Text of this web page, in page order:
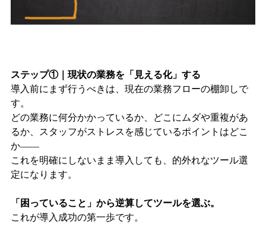
ステップ①｜現状の業務を「見える化」する
導入前にまず行うべきは、現在の業務フローの棚卸しで
す。
どの業務に何分かかっているか、どこにムダや重複があ
るか、スタッフがストレスを感じているポイントはどこ
か——
これを明確にしないまま導入しても、的外れなツール選
定になります。
「困っていること」から逆算してツールを選ぶ。
これが導入成功の第一歩です。